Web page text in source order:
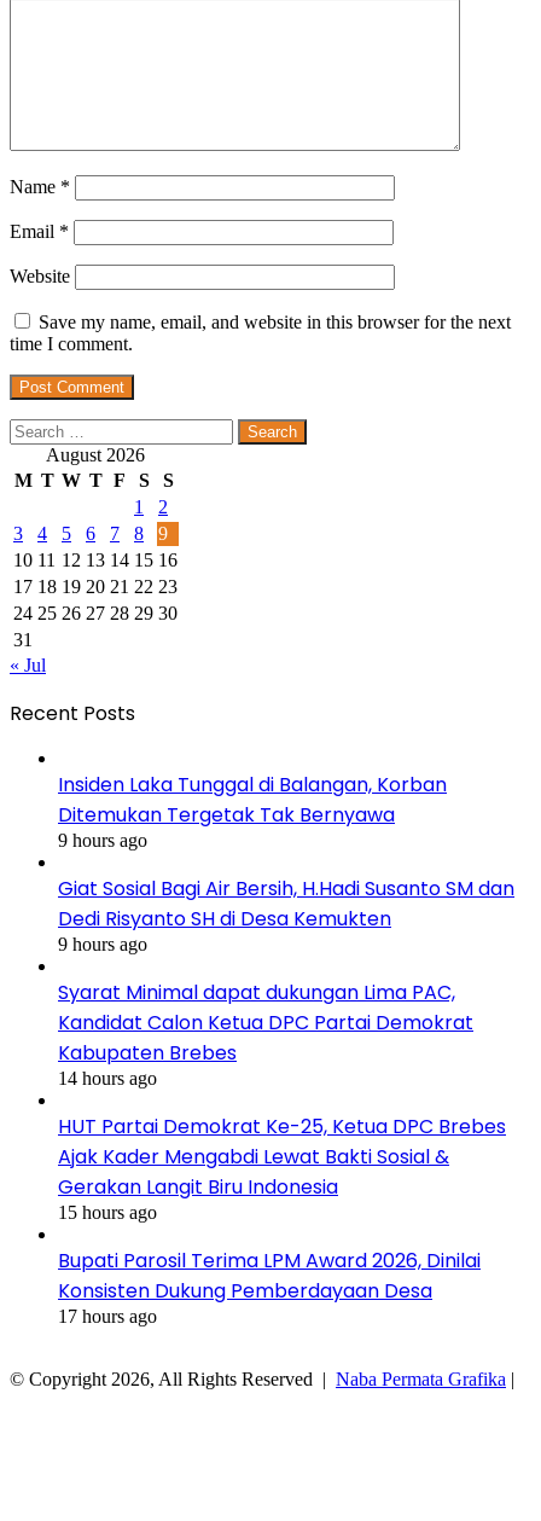
Name *
Email *
Website
Save my name, email, and website in this browser for the next
time I comment.
Search
for: August 2026
M T W T F S
S
1
2
3
4 5 6 7 8
9
10 11 12 13 14 15 16
17 18 19 20 21 22 23
24 25 26 27 28 29 30
31
« Jul
Recent Posts
Insiden Laka Tunggal di Balangan, Korban
Ditemukan Tergetak Tak Bernyawa
9 hours ago
Giat Sosial Bagi Air Bersih, H.Hadi Susanto SM dan
Dedi Risyanto SH di Desa Kemukten
9 hours ago
Syarat Minimal dapat dukungan Lima PAC,
Kandidat Calon Ketua DPC Partai Demokrat
Kabupaten Brebes
14 hours ago
HUT Partai Demokrat Ke-25, Ketua DPC Brebes
Ajak Kader Mengabdi Lewat Bakti Sosial &
Gerakan Langit Biru Indonesia
15 hours ago
Bupati Parosil Terima LPM Award 2026, Dinilai
Konsisten Dukung Pemberdayaan Desa
17 hours ago
© Copyright 2026, All Rights Reserved | Naba Permata Grafika |